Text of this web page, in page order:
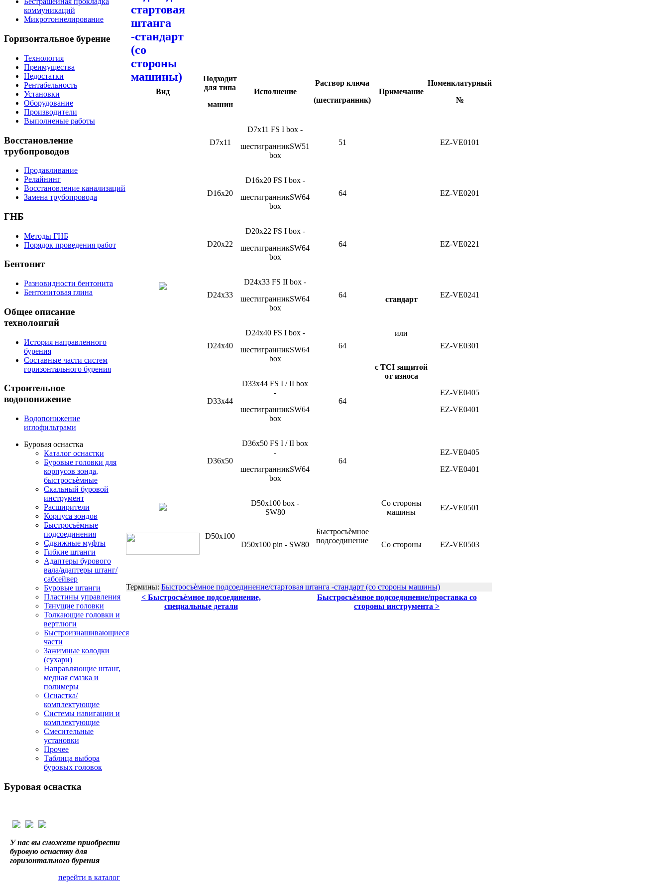
Вид
Подходит
для типа
машин
Исполнение
Раствор ключа
(шестигранник)
Примечание
Номенклатурный
№
D7x11
D7x11 FS I box -
шестигранникSW51
box
51
стандарт
или
с TCI защитой
от износа
EZ-VE0101
D16x20
D16x20 FS I box -
шестигранникSW64
box
64 EZ-VE0201
D20x22
D20x22 FS I box -
шестигранникSW64
box
64 EZ-VE0221
D24x33
D24x33 FS II box -
шестигранникSW64
box
64 EZ-VE0241
D24x40
D24x40 FS I box -
шестигранникSW64
box
64 EZ-VE0301
D33x44
D33x44 FS I / II box
-
шестигранникSW64
box
64
EZ-VE0405
EZ-VE0401
D36x50
D36x50 FS I / II box
-
шестигранникSW64
box
64
EZ-VE0405
EZ-VE0401
D50x100
D50x100 box -
SW80
Быстросъѐмное
подсоединение
Со стороны
машины
EZ-VE0501
D50x100 pin - SW80 Со стороны EZ-VE0503
Термины: Быстросъѐмное подсоединение/стартовая штанга -стандарт (со стороны машины)
< Быстросъѐмное подсоединение,
специальные детали
Быстросъѐмное подсоединение/проставка со
стороны инструмента >
коммуникаций
Микротоннелирование
Горизонтальное бурение
Технология
Преимущества
Недостатки
Рентабельность
Установки
Оборудование
Производители
Выполненые работы
Восстановление
трубопроводов
Продавливание
Релайнинг
Восстановление канализаций
Замена трубопровода
ГНБ
Методы ГНБ
Порядок проведения работ
Бентонит
Разновидности бентонита
Бентонитовая глина
Общее описание
технолоигий
История направленного
бурения
Составные части систем
горизонтального бурения
Строительное
водопонижение
Водопонижение
иглофильтрами
Буровая оснастка
Каталог оснастки
Буровые головки для
корпусов зонда,
быстросъѐмные
Скальный буровой
инструмент
Расширители
Корпуса зондов
Быстросъѐмные
подсоединения
Сдвижные муфты
Гибкие штанги
Адаптеры бурового
вала/адаптеры штанг/
сабсейвер
Буровые штанги
Пластины управления
Тянущие головки
Толкающие головки и
вертлюги
Быстроизнашивающиеся
части
Зажимные колодки
(сухари)
Направляющие штанг,
медная смазка и
полимеры
Оснастка/
комплектующие
Системы навигации и
комплектующие
Смесительные
установки
Прочее
Таблица выбора
буровых головок
Буровая оснастка
У нас вы сможете приобрести
буровую оснастку для
горизонтального бурения
перейти в каталог